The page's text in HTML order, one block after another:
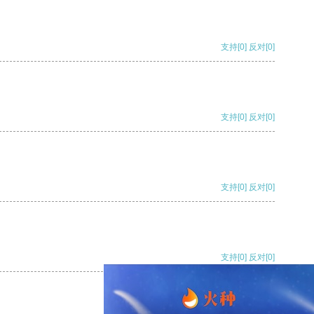
支持[0] 反对[0]
支持[0] 反对[0]
支持[0] 反对[0]
支持[0] 反对[0]